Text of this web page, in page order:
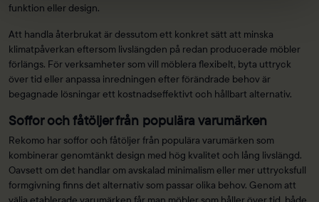
funktion eller design.
Att handla återbrukat är dessutom ett konkret sätt att minska
klimatpåverkan eftersom livslängden på redan producerade möbler
förlängs. För verksamheter som vill möblera flexibelt, byta uttryck
över tid eller anpassa inredningen efter förändrade behov är
begagnade lösningar ett kostnadseffektivt och hållbart alternativ.
Soffor och fåtöljer från populära varumärken
Rekomo har soffor och fåtöljer från populära varumärken som
kombinerar genomtänkt design med hög kvalitet och lång livslängd.
Oavsett om det handlar om avskalad minimalism eller mer uttrycksfull
formgivning finns det alternativ som passar olika behov. Genom att